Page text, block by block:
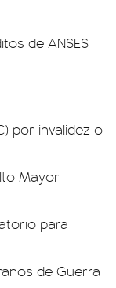
de ANSES
por invalidez o
Mayor
para
de Guerra